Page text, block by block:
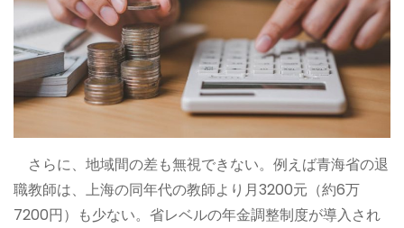
さらに、地域間の差も無視できない。例えば青海省の退
職教師は、上海の同年代の教師より月3200元（約6万
7200円）も少ない。省レベルの年金調整制度が導入され